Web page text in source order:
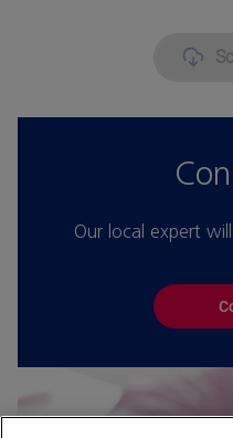
Our local expert